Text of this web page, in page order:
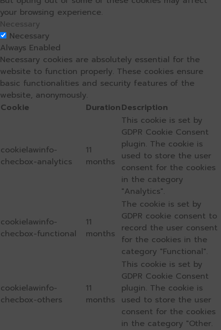
your browsing experience.
Necessary
Necessary
Always Enabled
Necessary cookies are absolutely essential for the
website to function properly. These cookies ensure
basic functionalities and security features of the
website, anonymously.
Cookie
DurationDescription
cookielawinfo-
checbox-analytics
11
months
This cookie is set by
GDPR Cookie Consent
plugin. The cookie is
used to store the user
consent for the cookies
in the category
"Analytics".
cookielawinfo-
checbox-functional
11
months
The cookie is set by
GDPR cookie consent to
record the user consent
for the cookies in the
category "Functional".
cookielawinfo-
checbox-others
11
months
This cookie is set by
GDPR Cookie Consent
plugin. The cookie is
used to store the user
consent for the cookies
in the category "Other.